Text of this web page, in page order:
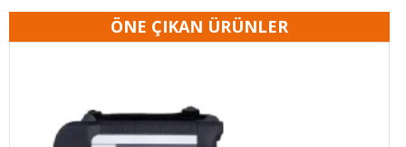
ÖNE ÇIKAN ÜRÜNLER